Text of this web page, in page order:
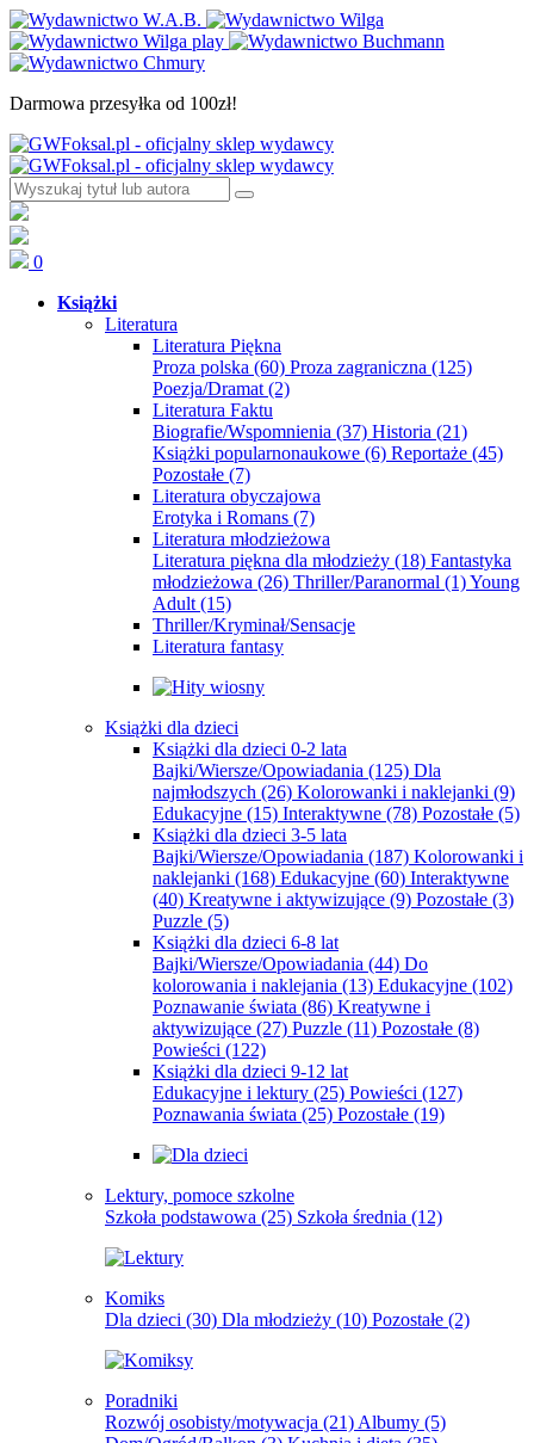
Darmowa przesyłka od 100zł!
0
Książki
Literatura
Literatura Piękna
Proza polska (60) Proza zagraniczna (125)
Poezja/Dramat (2)
Literatura Faktu
Biografie/Wspomnienia (37) Historia (21)
Książki popularnonaukowe (6) Reportaże (45)
Pozostałe (7)
Literatura obyczajowa
Erotyka i Romans (7)
Literatura młodzieżowa
Literatura piękna dla młodzieży (18) Fantastyka
młodzieżowa (26) Thriller/Paranormal (1)Young
Adult (15)
Thriller/Kryminał/Sensacje
Literatura fantasy
Książki dla dzieci
Książki dla dzieci 0-2 lata
Bajki/Wiersze/Opowiadania (125) Dla
najmłodszych (26) Kolorowanki i naklejanki (9)
Edukacyjne (15) Interaktywne (78) Pozostałe (5)
Książki dla dzieci 3-5 lata
Bajki/Wiersze/Opowiadania (187) Kolorowanki i
naklejanki (168) Edukacyjne (60) Interaktywne
(40) Kreatywne i aktywizujące (9) Pozostałe (3)
Puzzle (5)
Książki dla dzieci 6-8 lat
Bajki/Wiersze/Opowiadania (44) Do
kolorowania i naklejania (13) Edukacyjne (102)
Poznawanie świata (86) Kreatywne i
aktywizujące (27) Puzzle (11) Pozostałe (8)
Powieści (122)
Książki dla dzieci 9-12 lat
Edukacyjne i lektury (25) Powieści (127)
Poznawania świata (25) Pozostałe (19)
Lektury, pomoce szkolne
Szkoła podstawowa (25) Szkoła średnia (12)
Komiks
Dla dzieci (30) Dla młodzieży (10) Pozostałe (2)
Poradniki
Rozwój osobisty/motywacja (21) Albumy (5)